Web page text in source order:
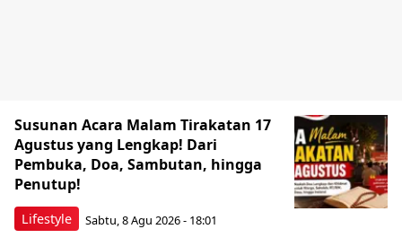
Lifestyle
Susunan Acara Malam Tirakatan 17
Agustus yang Lengkap! Dari
Pembuka, Doa, Sambutan, hingga
Penutup!
Sabtu, 8 Agu 2026 - 18:01